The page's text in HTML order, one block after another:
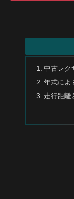
中古レク
年式によ
走行距離